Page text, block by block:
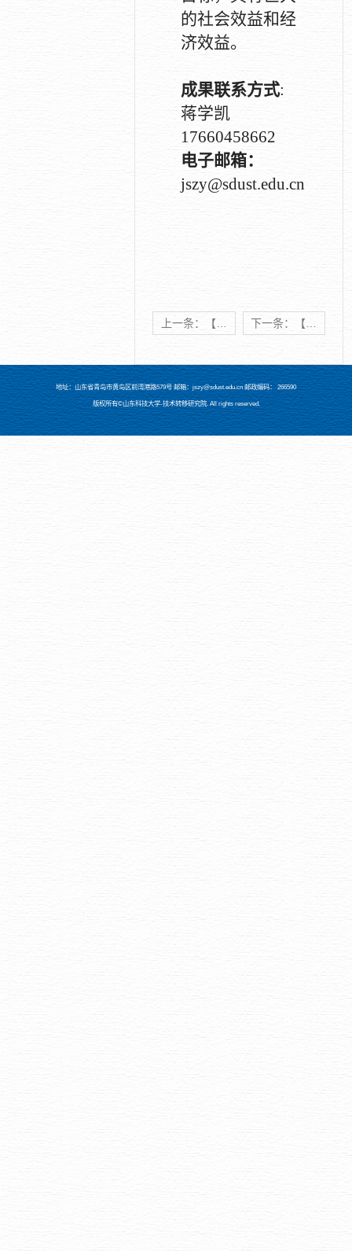
的社会效益和经
济效益。
成果联系方式:
蒋学凯
17660458662
电子邮箱：
jszy@sdust.edu.cn
地址：山东省青岛市黄岛区前湾港路579号 邮箱：jszy@sdust.edu.cn 邮政编码： 266590
版权所有©山东科技大学-技术转移研究院. All rights reserved.